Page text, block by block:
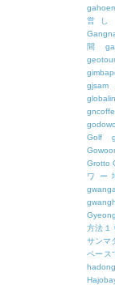
営し
間
gjsam
Golf
Grotto
ワー
方法１
サンマ
ペース